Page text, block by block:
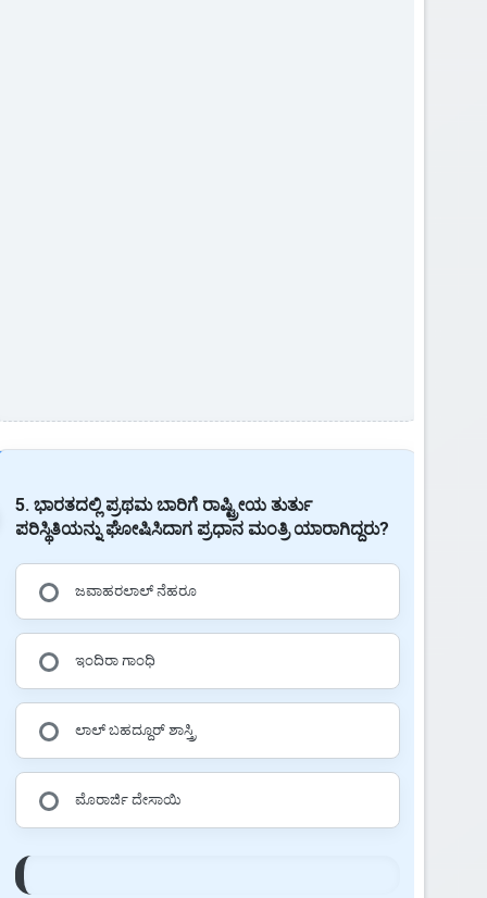
5. ಭಾರತದಲ್ಲಿ ಪ್ರಥಮ ಬಾರಿಗೆ ರಾಷ್ಟ್ರೀಯ ತುರ್ತು
ಪರಿಸ್ಥಿತಿಯನ್ನು ಘೋಷಿಸಿದಾಗ ಪ್ರಧಾನ ಮಂತ್ರಿ ಯಾರಾಗಿದ್ದರು?
ಜವಾಹರಲಾಲ್ ನೆಹರೂ
ಇಂದಿರಾ ಗಾಂಧಿ
ಲಾಲ್ ಬಹದ್ದೂರ್ ಶಾಸ್ತ್ರಿ
ಮೊರಾರ್ಜಿ ದೇಸಾಯಿ